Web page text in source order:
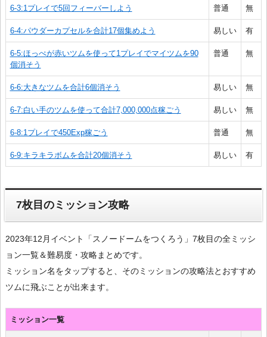
6-3:1プレイで5回フィーバーしよう 普通 無
6-4:パウダーカプセルを合計17個集めよう 易しい 有
6-5:ほっぺが赤いツムを使って1プレイでマイツムを90
個消そう
普通 無
6-6:大きなツムを合計6個消そう 易しい 無
6-7:白い手のツムを使って合計7,000,000点稼ごう 易しい 無
6-8:1プレイで450Exp稼ごう 普通 無
6-9:キラキラボムを合計20個消そう 易しい 有
7枚目のミッション攻略
2023年12月イベント「スノードームをつくろう」7枚目の全ミッシ
ョン一覧＆難易度・攻略まとめです。
ミッション名をタップすると、そのミッションの攻略法とおすすめ
ツムに飛ぶことが出来ます。
ミッション一覧